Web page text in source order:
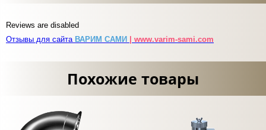
Reviews are disabled
Отзывы для сайта ВАРИМ САМИ | www.varim-sami.com
Похожие товары